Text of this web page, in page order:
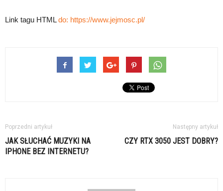
Link tagu HTMLdo: https://www.jejmosc.pl/
Poprzedni artykuł
JAK SŁUCHAĆ MUZYKI NA
IPHONE BEZ INTERNETU?
Następny artykuł
CZY RTX 3050 JEST DOBRY?